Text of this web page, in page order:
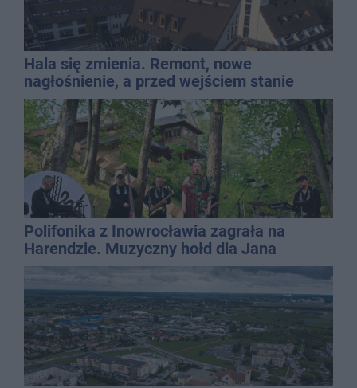
Hala się zmienia. Remont, nowe
nagłośnienie, a przed wejściem stanie
QEMETICA ARENA
Polifonika z Inowrocławia zagrała na
Harendzie. Muzyczny hołd dla Jana
Kasprowicza